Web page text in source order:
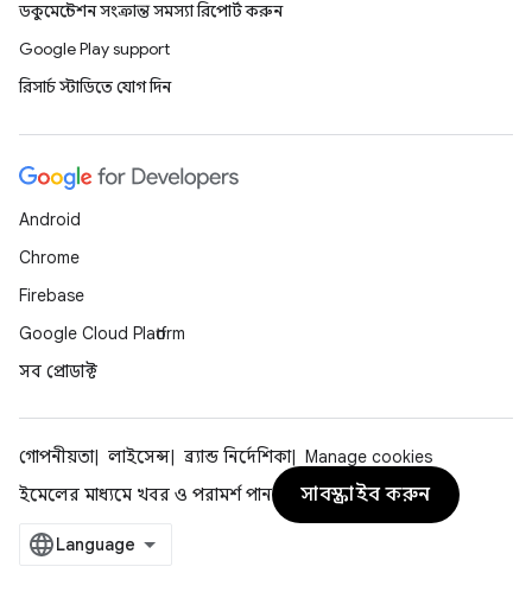
ডকুমেন্টেশন সংক্রান্ত সমস্যা রিপোর্ট করুন
Google Play support
রিসার্চ স্টাডিতে যোগ দিন
Android
Chrome
Firebase
Google Cloud Platform
সব প্রোডাক্ট
গোপনীয়তা লাইসেন্স ব্র্যান্ড নির্দেশিকা
Manage cookies
ইমেলের মাধ্যমে খবর ও পরামর্শ পান
সাবস্ক্রাইব করুন